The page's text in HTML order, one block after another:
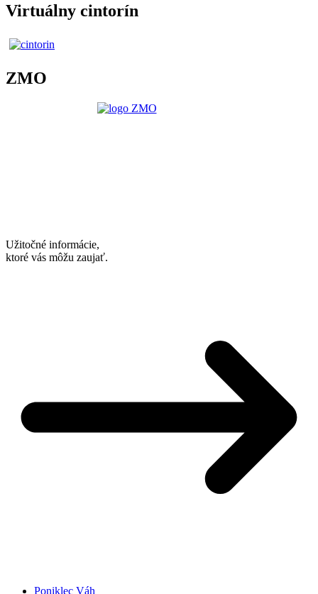
Virtuálny cintorín
ZMO
Užitočné informácie,
ktoré vás môžu zaujať.
Poniklec Váh